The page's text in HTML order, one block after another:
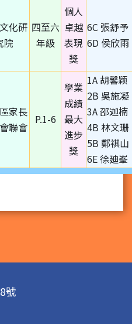
化研
院
四至六
年級
個人
卓越
表現
獎
6C 張舒予
6D 侯欣雨
家長
聯會
P.1-6
學業
成績
最大
進步
獎
1A 胡馨颖
2B 吳施凝
3A 邵迦楠
4B 林文珊
5B 鄭祺山
6E 徐廸峯
號